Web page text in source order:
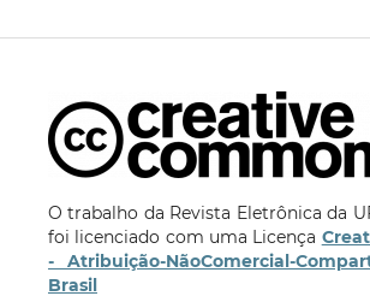
O trabalho da Revista Eletrônica da
foi licenciado com uma Licença
- Atribuição-NãoComercial-
Brasil